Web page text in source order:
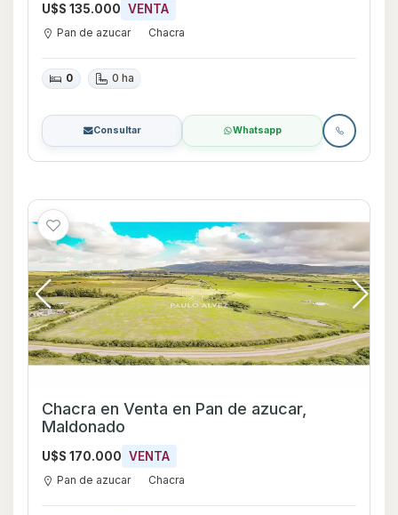
U$S 135.000 VENTA
Pan de azucar Chacra
0 0 ha
Consultar Whatsapp
Chacra en Venta en Pan de azucar,
Maldonado
U$S 170.000 VENTA
Pan de azucar Chacra